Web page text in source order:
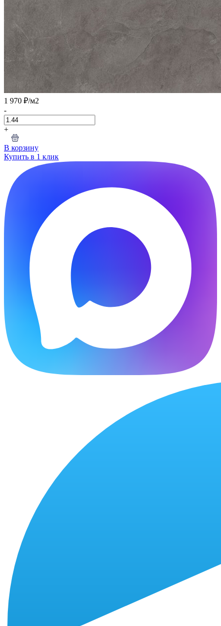
1 970 ₽/м2
-
+
В корзину
Купить в 1 клик